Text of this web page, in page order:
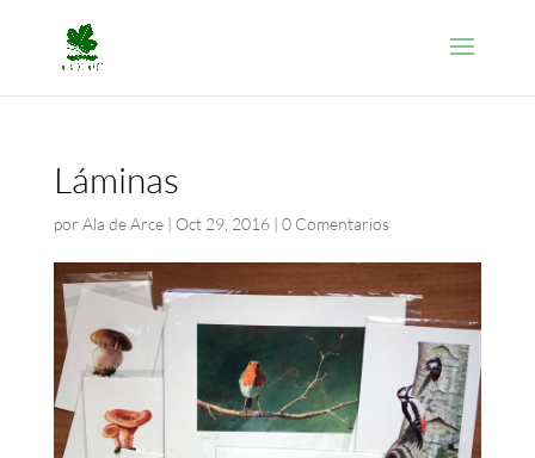
Láminas
por Ala de Arce| Oct 29, 2016| 0 Comentarios